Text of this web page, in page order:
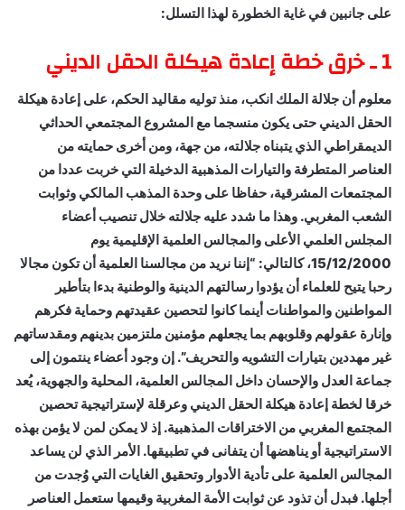
على جانبين في غاية الخطورة لهذا التسلل:
1 ـ خرق خطة إعادة هيكلة الحقل الديني
معلوم أن جلالة الملك انكب، منذ توليه مقاليد الحكم، على إعادة هيكلة
الحقل الديني حتى يكون منسجما مع المشروع المجتمعي الحداثي
الديمقراطي الذي يتبناه جلالته، من جهة، ومن أخرى حمايته من
العناصر المتطرفة والتيارات المذهبية الدخيلة التي خربت عددا من
المجتمعات المشرقية، حفاظا على وحدة المذهب المالكي وثوابت
الشعب المغربي. وهذا ما شدد عليه جلالته خلال تنصيب أعضاء
المجلس العلمي الأعلى والمجالس العلمية الإقليمية يوم
15/12/2000، كالتالي: “إننا نريد من مجالسنا العلمية أن تكون مجالا
رحبا يتيح للعلماء أن يؤدوا رسالتهم الدينية والوطنية بدءا بتأطير
المواطنين والمواطنات أينما كانوا لتحصين عقيدتهم وحماية فكرهم
وإنارة عقولهم وقلوبهم بما يجعلهم مؤمنين ملتزمين بدينهم ومقدساتهم
غير مهددين بتيارات التشويه والتحريف”. إن وجود أعضاء ينتمون إلى
جماعة العدل والإحسان داخل المجالس العلمية، المحلية والجهوية، يُعد
خرقا لخطة إعادة هيكلة الحقل الديني وعرقلة لإستراتيجية تحصين
المجتمع المغربي من الاختراقات المذهبية. إذ لا يمكن لمن لا يؤمن بهذه
الاستراتيجية أو يناهضها أن يتفانى في تطبيقها. الأمر الذي لن يساعد
المجالس العلمية على تأدية الأدوار وتحقيق الغايات التي وُجدت من
أجلها. فبدل أن تذود عن ثوابت الأمة المغربية وقيمها ستعمل العناصر